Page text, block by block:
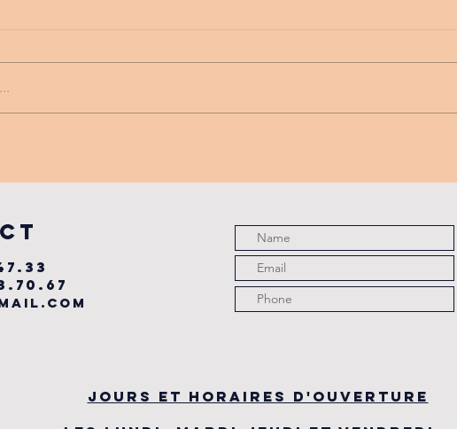
JOURS ET HORAIRES D'OUVERTURE